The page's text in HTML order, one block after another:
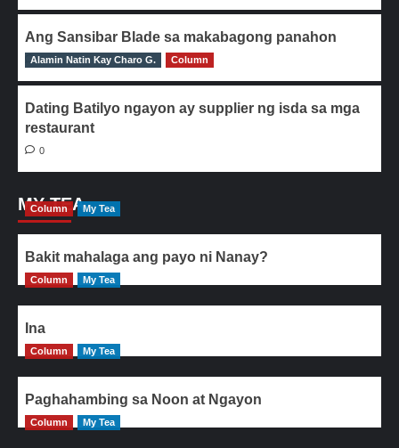
Ang Sansibar Blade sa makabagong panahon
0
Alamin Natin Kay Charo G. Column
Dating Batilyo ngayon ay supplier ng isda sa mga
restaurant
0
MY TEA
Column My Tea
Bakit mahalaga ang payo ni Nanay?
Column My Tea
Ina
Column My Tea
Paghahambing sa Noon at Ngayon
Column My Tea